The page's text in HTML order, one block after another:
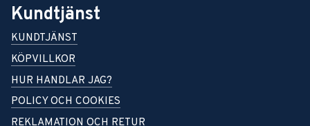
Kundtjänst
KUNDTJÄNST
KÖPVILLKOR
HUR HANDLAR JAG?
POLICY OCH COOKIES
REKLAMATION OCH RETUR